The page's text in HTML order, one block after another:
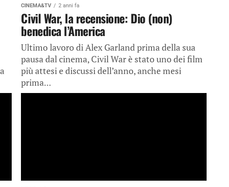
CINEMA&TV 2 anni fa
Civil War, la recensione: Dio (non)
benedica l’America
Ultimo lavoro di Alex Garland prima della sua
pausa dal cinema, Civil War è stato uno dei film
più attesi e discussi dell’anno, anche mesi
prima...